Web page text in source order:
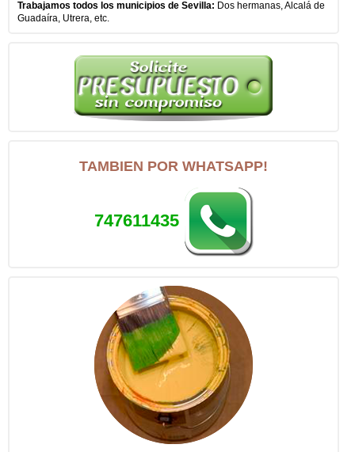
Trabajamos todos los municipios de Sevilla: Dos hermanas, Alcalá de
Guadaíra, Utrera, etc.
TAMBIEN POR WHATSAPP!
747611435